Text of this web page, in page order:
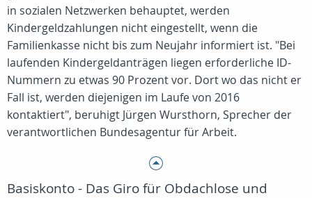
in sozialen Netzwerken behauptet, werden
Kindergeldzahlungen nicht eingestellt, wenn die
Familienkasse nicht bis zum Neujahr informiert ist. "Bei
laufenden Kindergeldanträgen liegen erforderliche ID-
Nummern zu etwas 90 Prozent vor. Dort wo das nicht er
Fall ist, werden diejenigen im Laufe von 2016
kontaktiert", beruhigt Jürgen Wursthorn, Sprecher der
verantwortlichen Bundesagentur für Arbeit.
Basiskonto - Das Giro für Obdachlose und